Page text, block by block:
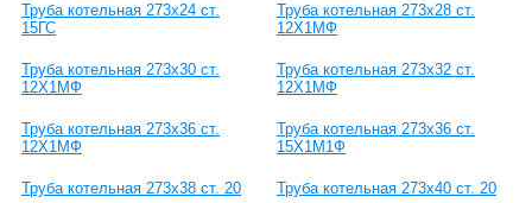
Труба котельная 273х24 ст.
15ГС
Труба котельная 273х28 ст.
12Х1МФ
Труба котельная 273х30 ст.
12Х1МФ
Труба котельная 273х32 ст.
12Х1МФ
Труба котельная 273х36 ст.
12Х1МФ
Труба котельная 273х36 ст.
15Х1М1Ф
Труба котельная 273х38 ст. 20 Труба котельная 273х40 ст. 20